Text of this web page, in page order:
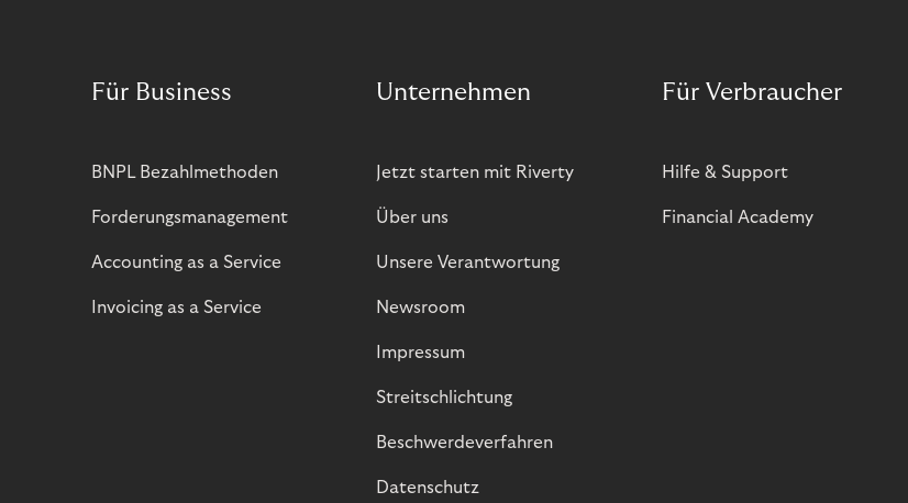
Für Business
BNPL Bezahlmethoden
Forderungsmanagement
Accounting as a Service
Invoicing as a Service
Unternehmen
Jetzt starten mit Riverty
Über uns
Unsere Verantwortung
Newsroom
Impressum
Streitschlichtung
Beschwerdeverfahren
Datenschutz
Für Verbraucher
Hilfe & Support
Financial Academy